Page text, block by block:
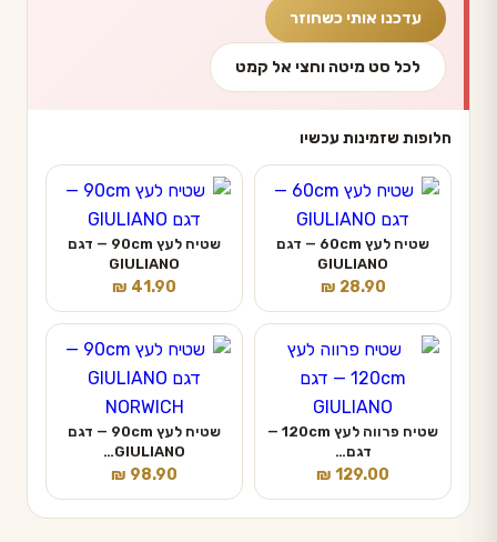
עדכנו אותי כשחוזר
לכל סט מיטה וחצי אל קמט
חלופות שזמינות עכשיו
שטיח לעץ 60cm — דגם
GIULIANO
₪ 28.90
שטיח לעץ 90cm — דגם
GIULIANO
₪ 41.90
שטיח פרווה לעץ 120cm —
דגם…
₪ 129.00
שטיח לעץ 90cm — דגם
GIULIANO…
₪ 98.90